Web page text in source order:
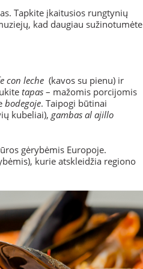
Tapkite įkaitusios rungtynių
kad daugiau sužinotumėte
con leche (kavos su pienu) ir
tapas – mažomis porcijomis
bodegoje. Taipogi būtinai
kubeliai), gambas al ajillo
gėrybėmis Europoje.
kurie atskleidžia regiono